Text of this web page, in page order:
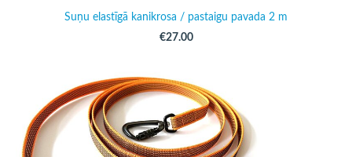
Suņu elastīgā kanikrosa / pastaigu pavada 2 m
€27.00